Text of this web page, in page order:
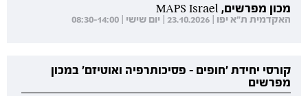
מכון מפרשים, MAPS Israel
האקדמית ת"א יפו | 23.10.2026 | יום שישי | 08:30-14:00
קורסי יחידת 'חופים - פסיכותרפיה ואוטיזם' במכון
מפרשים